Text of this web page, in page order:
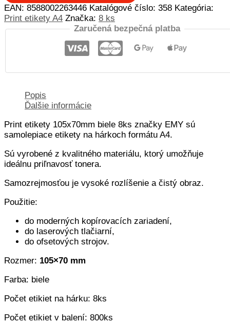
EAN: 8588002263446 Katalógové číslo: 358 Kategória:
Print etikety A4 Značka: 8 ks
Zaručená bezpečná platba
Popis
Ďalšie informácie
Print etikety 105x70mm biele 8ks značky EMY sú
samolepiace etikety na hárkoch formátu A4.
Sú vyrobené z kvalitného materiálu, ktorý umožňuje
ideálnu priľnavosť tonera.
Samozrejmosťou je vysoké rozlíšenie a čistý obraz.
Použitie:
do moderných kopírovacích zariadení,
do laserových tlačiarní,
do ofsetových strojov.
Rozmer: 105×70 mm
Farba: biele
Počet etikiet na hárku: 8ks
Počet etikiet v balení: 800ks